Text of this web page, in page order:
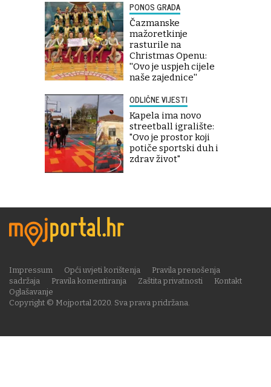
PONOS GRADA
Čazmanske
mažoretkinje
rasturile na
Christmas Openu:
''Ovo je uspjeh cijele
naše zajednice''
ODLIČNE VIJESTI
Kapela ima novo
streetball igralište:
"Ovo je prostor koji
potiče sportski duh i
zdrav život"
Copyright © Mojportal 2020. Sva prava pridržana.
Impressum Opći uvjeti korištenja
Pravila prenošenja
sadržaja
Pravila komentiranja Zaštita privatnosti
Kontakt
Oglašavanje